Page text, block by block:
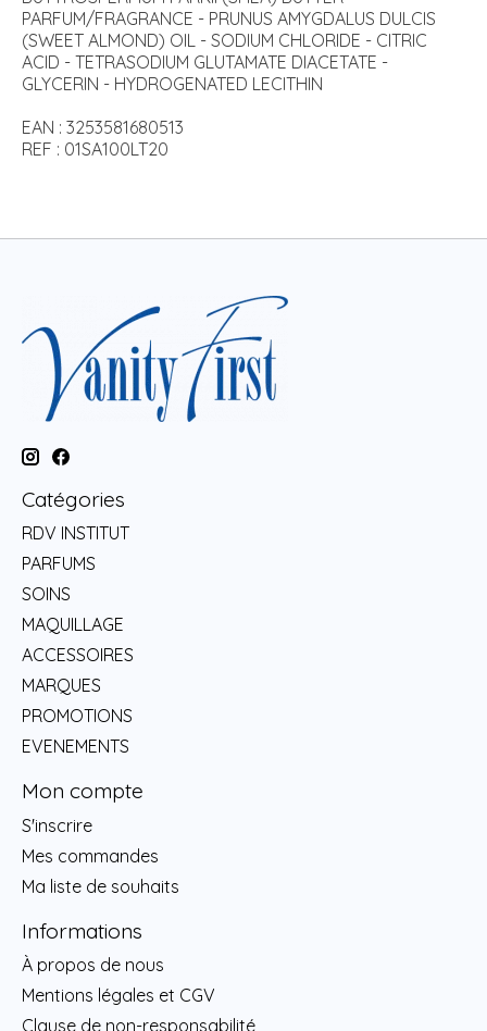
PARFUM/FRAGRANCE - PRUNUS AMYGDALUS DULCIS
(SWEET ALMOND) OIL - SODIUM CHLORIDE - CITRIC
ACID - TETRASODIUM GLUTAMATE DIACETATE -
GLYCERIN - HYDROGENATED LECITHIN
EAN : 3253581680513
REF : 01SA100LT20
Catégories
RDV INSTITUT
PARFUMS
SOINS
MAQUILLAGE
ACCESSOIRES
MARQUES
PROMOTIONS
EVENEMENTS
Mon compte
S'inscrire
Mes commandes
Ma liste de souhaits
Informations
À propos de nous
Mentions légales et CGV
Clause de non-responsabilité